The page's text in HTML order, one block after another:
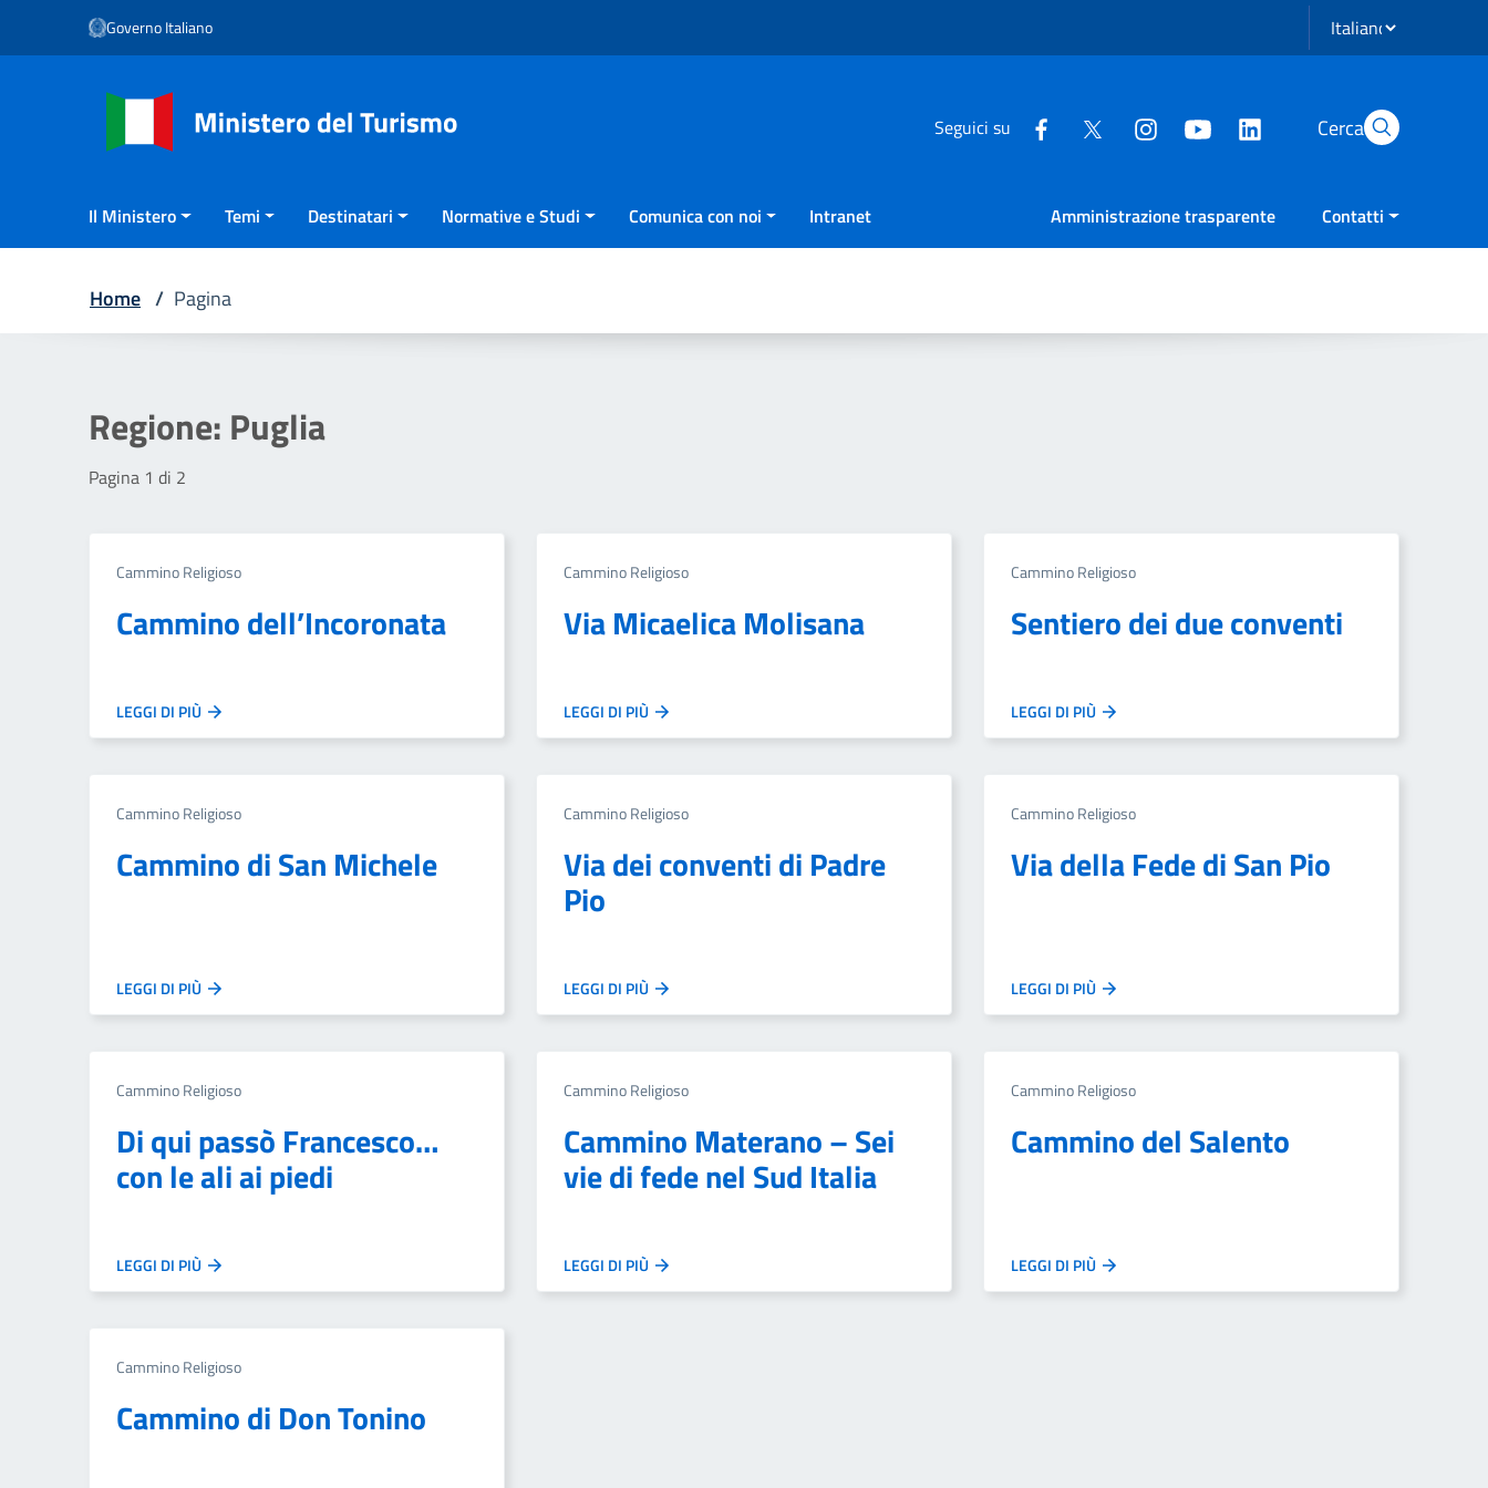
Vai ai contenuti
Vai al menu di navigazione
Governo Italiano Seleziona lingua
Seguici su Cerca
Il Ministero Temi Destinatari Normative e Studi Comunica con noi Intranet Amministrazione trasparente Contatti
Home / Pagina
Regione: Puglia
Pagina 1 di 2
Cammino Religioso
Cammino dell’Incoronata
LEGGI DI PIÙ
Cammino Religioso
Via Micaelica Molisana
LEGGI DI PIÙ
Cammino Religioso
Sentiero dei due conventi
LEGGI DI PIÙ
Cammino Religioso
Cammino di San Michele
LEGGI DI PIÙ
Cammino Religioso
Via dei conventi di Padre
Pio
LEGGI DI PIÙ
Cammino Religioso
Via della Fede di San Pio
LEGGI DI PIÙ
Cammino Religioso
Di qui passò Francesco…
con le ali ai piedi
LEGGI DI PIÙ
Cammino Religioso
Cammino Materano – Sei
vie di fede nel Sud Italia
LEGGI DI PIÙ
Cammino Religioso
Cammino del Salento
LEGGI DI PIÙ
Cammino Religioso
Cammino di Don Tonino